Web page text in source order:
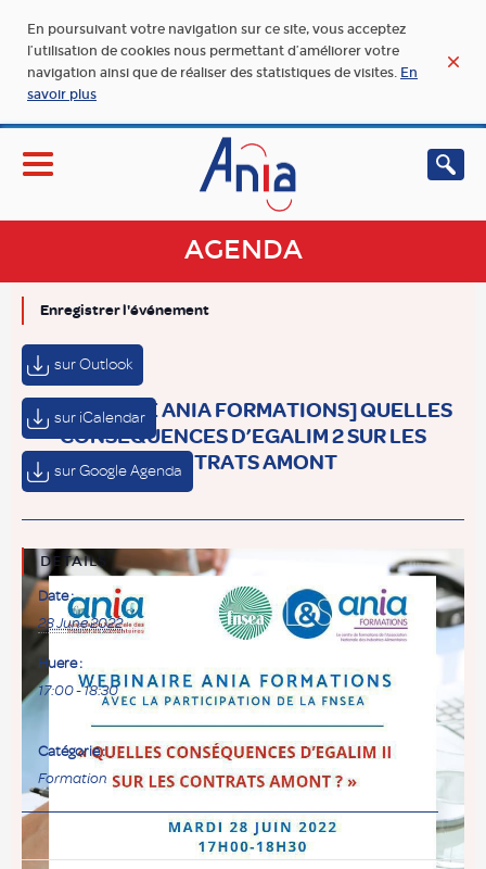
En poursuivant votre navigation sur ce site, vous acceptez
l’utilisation de cookies nous permettant d’améliorer votre
navigation ainsi que de réaliser des statistiques de visites. En
savoir plus
AGENDA
[WEBINAIRE ANIA FORMATIONS] QUELLES
CONSÉQUENCES D’EGALIM 2 SUR LES
CONTRATS AMONT
Enregistrer l'événement
sur Outlook
sur iCalendar
sur Google Agenda
DETAILS
Date :
28 June 2022
Huere :
17:00 - 18:30
Catégorie :
Formation